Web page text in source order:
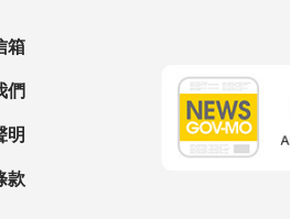
箱
們
明
款